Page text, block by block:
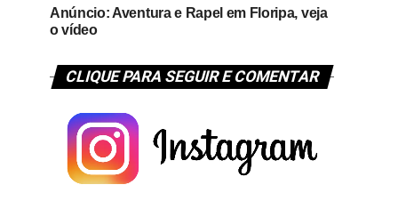
Anúncio: Aventura e Rapel em Floripa, veja
o vídeo
CLIQUE PARA SEGUIR E COMENTAR